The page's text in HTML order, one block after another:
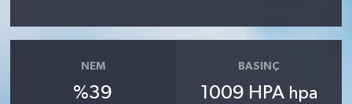
NEM
%39
BASINÇ
1009 HPA hpa